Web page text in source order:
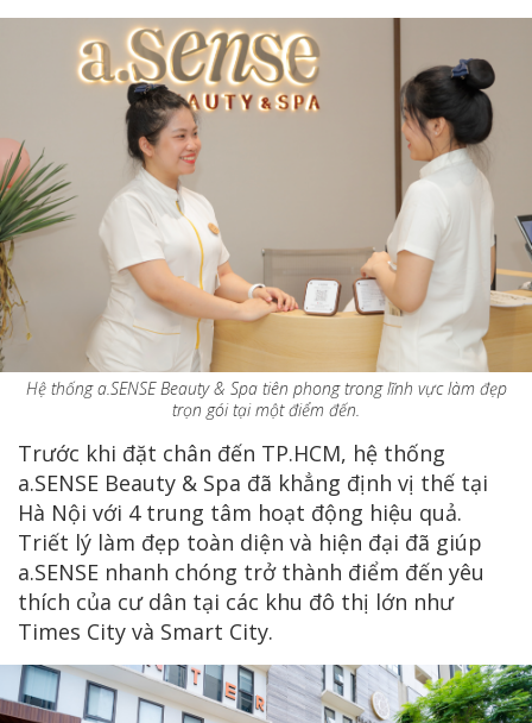
Hệ thống a.SENSE Beauty & Spa tiên phong trong lĩnh vực làm đẹp
trọn gói tại một điểm đến.
Trước khi đặt chân đến TP.HCM, hệ thống
a.SENSE Beauty & Spa đã khẳng định vị thế tại
Hà Nội với 4 trung tâm hoạt động hiệu quả.
Triết lý làm đẹp toàn diện và hiện đại đã giúp
a.SENSE nhanh chóng trở thành điểm đến yêu
thích của cư dân tại các khu đô thị lớn như
Times City và Smart City.